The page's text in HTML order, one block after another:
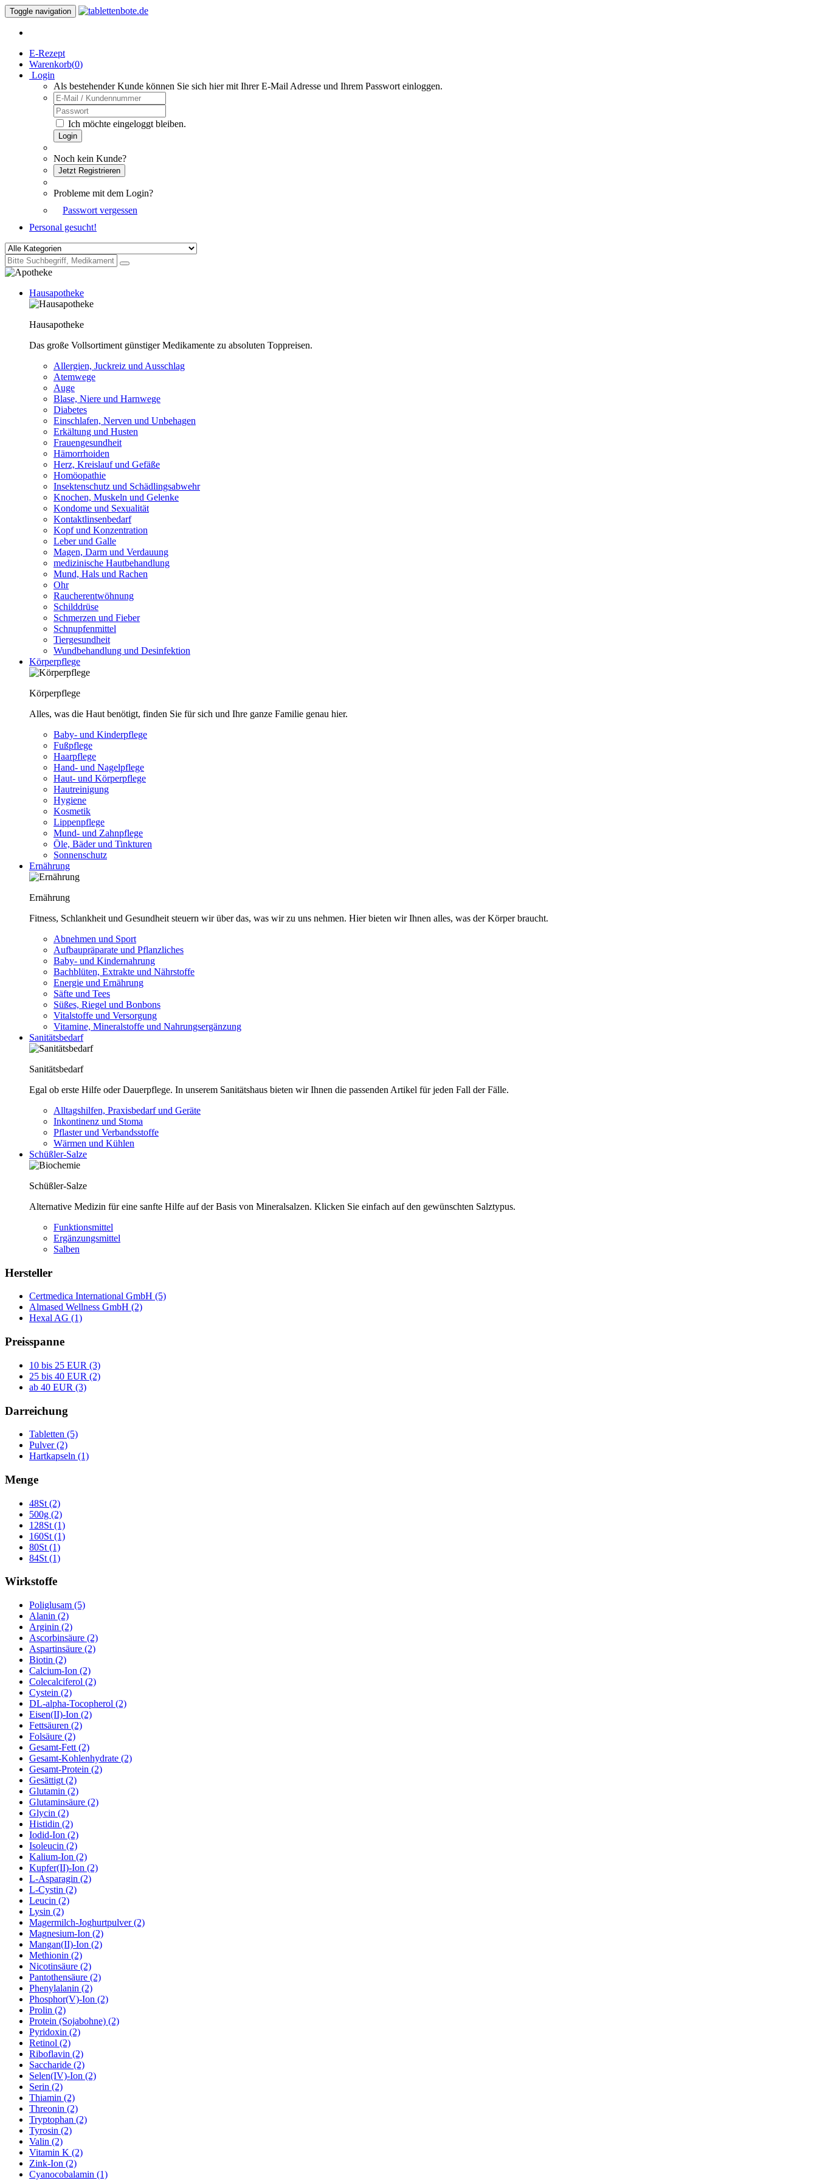
Toggle navigation
E-Rezept
Warenkorb(0)
Login
Als bestehender Kunde können Sie sich hier mit Ihrer E-Mail Adresse und Ihrem Passwort einloggen.
Ich möchte eingeloggt bleiben.
Login
Noch kein Kunde?
Jetzt Registrieren
Probleme mit dem Login?
Passwort vergessen
Personal gesucht!
Hausapotheke
Hausapotheke
Das große Vollsortiment günstiger Medikamente zu absoluten Toppreisen.
Allergien, Juckreiz und Ausschlag
Atemwege
Auge
Blase, Niere und Harnwege
Diabetes
Einschlafen, Nerven und Unbehagen
Erkältung und Husten
Frauengesundheit
Hämorrhoiden
Herz, Kreislauf und Gefäße
Homöopathie
Insektenschutz und Schädlingsabwehr
Knochen, Muskeln und Gelenke
Kondome und Sexualität
Kontaktlinsenbedarf
Kopf und Konzentration
Leber und Galle
Magen, Darm und Verdauung
medizinische Hautbehandlung
Mund, Hals und Rachen
Ohr
Raucherentwöhnung
Schilddrüse
Schmerzen und Fieber
Schnupfenmittel
Tiergesundheit
Wundbehandlung und Desinfektion
Körperpflege
Körperpflege
Alles, was die Haut benötigt, finden Sie für sich und Ihre ganze Familie genau hier.
Baby- und Kinderpflege
Fußpflege
Haarpflege
Hand- und Nagelpflege
Haut- und Körperpflege
Hautreinigung
Hygiene
Kosmetik
Lippenpflege
Mund- und Zahnpflege
Öle, Bäder und Tinkturen
Sonnenschutz
Ernährung
Ernährung
Fitness, Schlankheit und Gesundheit steuern wir über das, was wir zu uns nehmen. Hier bieten wir Ihnen alles, was der Körper braucht.
Abnehmen und Sport
Aufbaupräparate und Pflanzliches
Baby- und Kindernahrung
Bachblüten, Extrakte und Nährstoffe
Energie und Ernährung
Säfte und Tees
Süßes, Riegel und Bonbons
Vitalstoffe und Versorgung
Vitamine, Mineralstoffe und Nahrungsergänzung
Sanitätsbedarf
Sanitätsbedarf
Egal ob erste Hilfe oder Dauerpflege. In unserem Sanitätshaus bieten wir Ihnen die passenden Artikel für jeden Fall der Fälle.
Alltagshilfen, Praxisbedarf und Geräte
Inkontinenz und Stoma
Pflaster und Verbandsstoffe
Wärmen und Kühlen
Schüßler-Salze
Schüßler-Salze
Alternative Medizin für eine sanfte Hilfe auf der Basis von Mineralsalzen. Klicken Sie einfach auf den gewünschten Salztypus.
Funktionsmittel
Ergänzungsmittel
Salben
Hersteller
Certmedica International GmbH (5)
Almased Wellness GmbH (2)
Hexal AG (1)
Preisspanne
10 bis 25 EUR (3)
25 bis 40 EUR (2)
ab 40 EUR (3)
Darreichung
Tabletten (5)
Pulver (2)
Hartkapseln (1)
Menge
48St (2)
500g (2)
128St (1)
160St (1)
80St (1)
84St (1)
Wirkstoffe
Poliglusam (5)
Alanin (2)
Arginin (2)
Ascorbinsäure (2)
Aspartinsäure (2)
Biotin (2)
Calcium-Ion (2)
Colecalciferol (2)
Cystein (2)
DL-alpha-Tocopherol (2)
Eisen(II)-Ion (2)
Fettsäuren (2)
Folsäure (2)
Gesamt-Fett (2)
Gesamt-Kohlenhydrate (2)
Gesamt-Protein (2)
Gesättigt (2)
Glutamin (2)
Glutaminsäure (2)
Glycin (2)
Histidin (2)
Iodid-Ion (2)
Isoleucin (2)
Kalium-Ion (2)
Kupfer(II)-Ion (2)
L-Asparagin (2)
L-Cystin (2)
Leucin (2)
Lysin (2)
Magermilch-Joghurtpulver (2)
Magnesium-Ion (2)
Mangan(II)-Ion (2)
Methionin (2)
Nicotinsäure (2)
Pantothensäure (2)
Phenylalanin (2)
Phosphor(V)-Ion (2)
Prolin (2)
Protein (Sojabohne) (2)
Pyridoxin (2)
Retinol (2)
Riboflavin (2)
Saccharide (2)
Selen(IV)-Ion (2)
Serin (2)
Thiamin (2)
Threonin (2)
Tryptophan (2)
Tyrosin (2)
Valin (2)
Vitamin K (2)
Zink-Ion (2)
Cyanocobalamin (1)